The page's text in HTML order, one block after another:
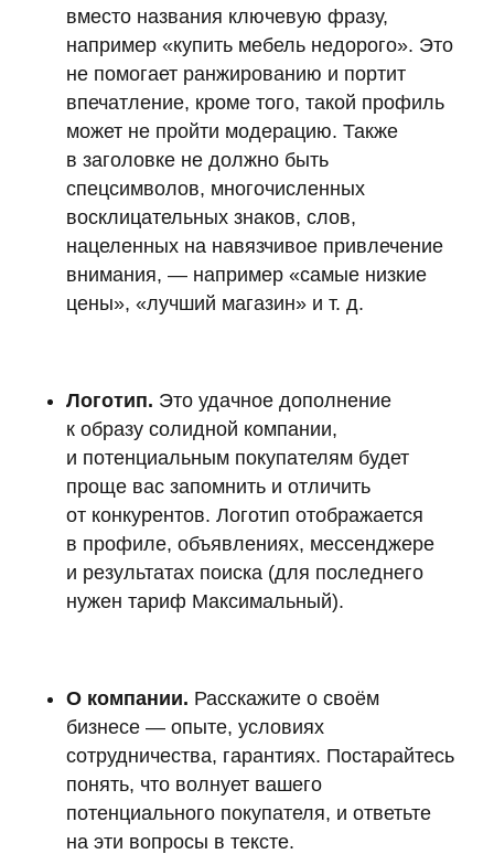
вместо названия ключевую фразу,
например «купить мебель недорого». Это
не помогает ранжированию и портит
впечатление, кроме того, такой профиль
может не пройти модерацию. Также
в заголовке не должно быть
спецсимволов, многочисленных
восклицательных знаков, слов,
нацеленных на навязчивое привлечение
внимания, — например «самые низкие
цены», «лучший магазин» и т. д.
Логотип. Это удачное дополнение
к образу солидной компании,
и потенциальным покупателям будет
проще вас запомнить и отличить
от конкурентов. Логотип отображается
в профиле, объявлениях, мессенджере
и результатах поиска (для последнего
нужен тариф Максимальный).
О компании. Расскажите о своём
бизнесе — опыте, условиях
сотрудничества, гарантиях. Постарайтесь
понять, что волнует вашего
потенциального покупателя, и ответьте
на эти вопросы в тексте.